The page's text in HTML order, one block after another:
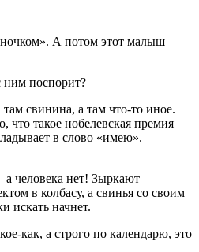
А потом этот малыш
ним поспорит?
свинина, а там что-то иное.
такое нобелевская премия
в слово «имею».
а человека нет! Зыркают
в колбасу, а свинья со своим
искать начнет.
как, а строго по календарю, это